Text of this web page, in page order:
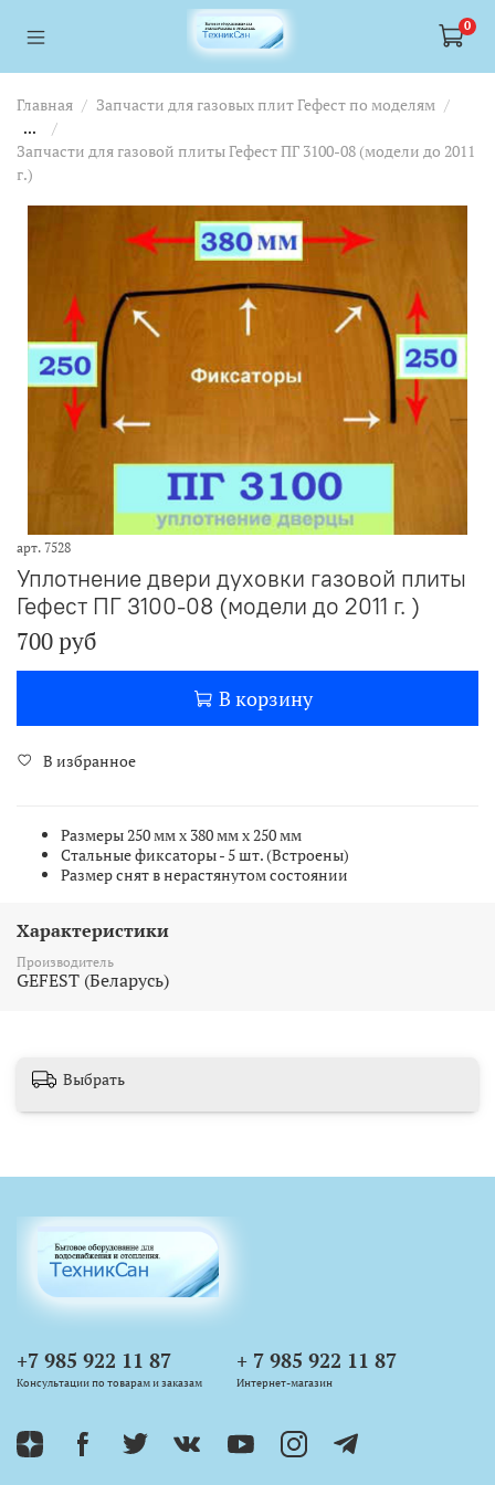
0
Главная
Запчасти для газовых плит Гефест по моделям
...
Запчасти для газовой плиты Гефест ПГ 3100-08 (модели до 2011
г.)
арт. 7528
Уплотнение двери духовки газовой плиты
Гефест ПГ 3100-08 (модели до 2011 г. )
700 руб
В корзину
В избранное
Размеры 250 мм х 380 мм х 250 мм
Стальные фиксаторы - 5 шт. (Встроены)
Размер снят в нерастянутом состоянии
Характеристики
Производитель
GEFEST (Беларусь)
Выбрать
+7 985 922 11 87
Консультации по товарам и заказам
+ 7 985 922 11 87
Интернет-магазин
<a href="https://webmaster.yandex.ru/siteinfo/?site=https://
<a href="https://webmaster.yandex.ru/siteinfo/?site=https://